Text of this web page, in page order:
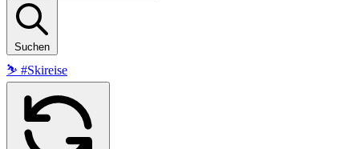
Suchen
⛷️ #Skireise